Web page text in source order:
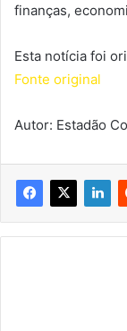
finanças,
Esta notícia foi
Fonte original
Autor: Estadão